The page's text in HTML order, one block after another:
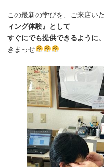
この最新の学びを、ご来店い
ィング体験』として
すぐにでも提供できるように
きまっせ